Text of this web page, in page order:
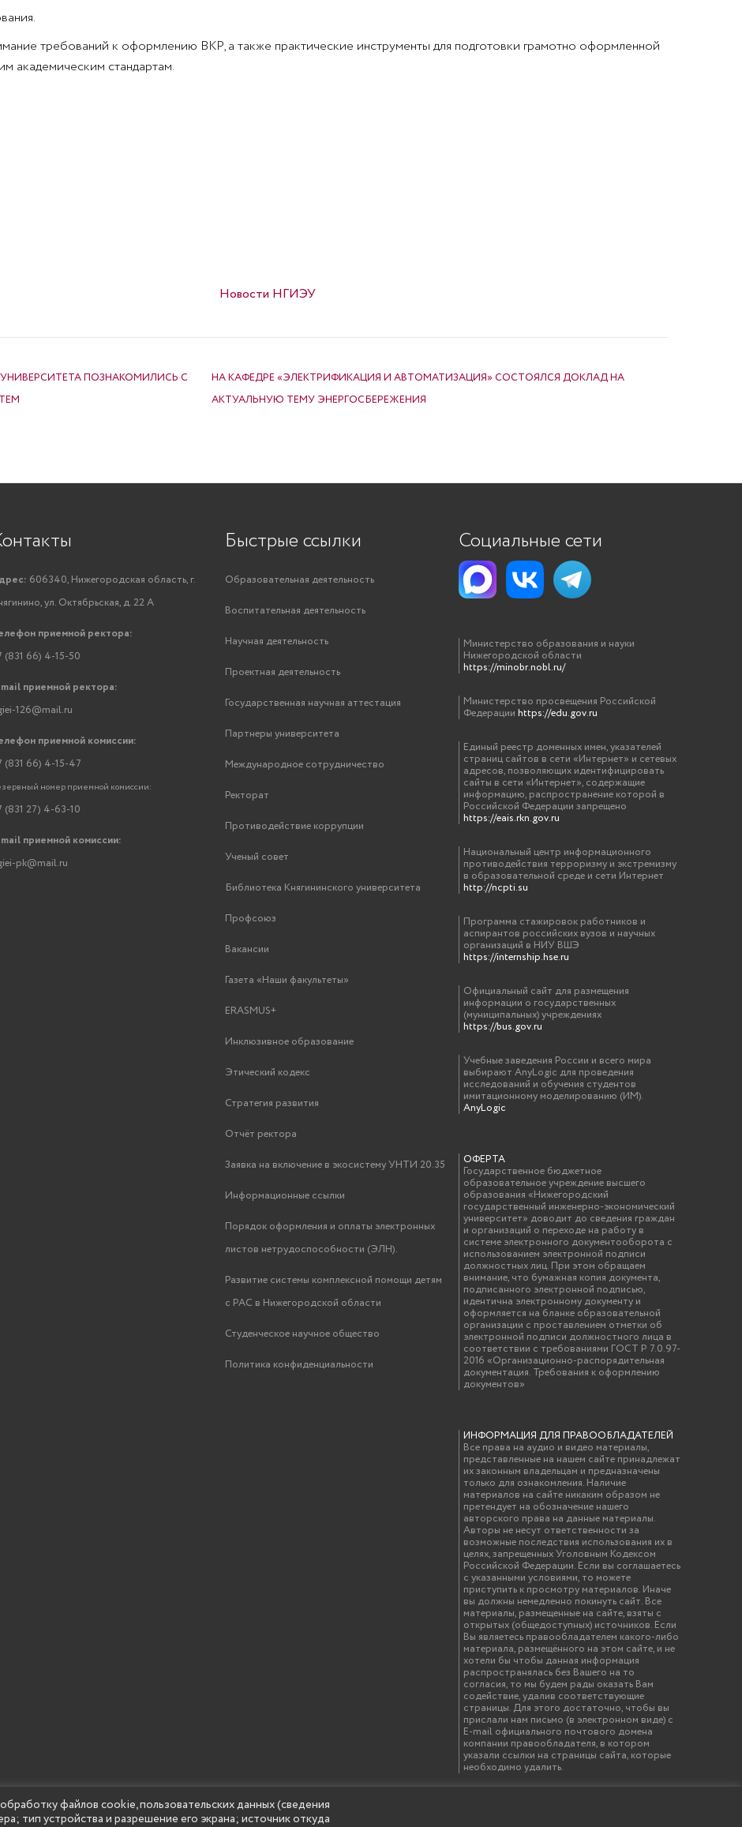
требований к оформлению ВКР, а также практические инструменты для подготовки грамотно оформленной
академическим стандартам.
Новости НГИЭУ
ПОЗНАКОМИЛИСЬ С
НА КАФЕДРЕ «ЭЛЕКТРИФИКАЦИЯ И АВТОМАТИЗАЦИЯ» СОСТОЯЛСЯ ДОКЛАД НА
АКТУАЛЬНУЮ ТЕМУ ЭНЕРГОСБЕРЕЖЕНИЯ
606340, Нижегородская область, г.
ул. Октябрьская, д. 22 А
приемной ректора:
(831 66) 4-15-50
mail приемной ректора:
126@mail.ru
приемной комиссии:
(831 66) 4-15-47
номер приемной комиссии:
(831 27) 4-63-10
приемной комиссии:
pk@mail.ru
Быстрые ссылки
Образовательная деятельность
Воспитательная деятельность
Научная деятельность
Проектная деятельность
Государственная научная аттестация
Партнеры университета
Международное сотрудничество
Ректорат
Противодействие коррупции
Ученый совет
Библиотека Княгининского университета
Профсоюз
Вакансии
Газета «Наши факультеты»
ERASMUS+
Инклюзивное образование
Этический кодекс
Стратегия развития
Отчёт ректора
Заявка на включение в экосистему УНТИ 20.35
Информационные ссылки
Порядок оформления и оплаты электронных
листов нетрудоспособности (ЭЛН).
Развитие системы комплексной помощи детям
с РАС в Нижегородской области
Студенческое научное общество
Политика конфиденциальности
Социальные сети
Министерство образования и науки
Нижегородской области
https://minobr.nobl.ru/
Министерство просвещения Российской
Федерации https://edu.gov.ru
Единый реестр доменных имен, указателей
страниц сайтов в сети «Интернет» и сетевых
адресов, позволяющих идентифицировать
сайты в сети «Интернет», содержащие
информацию, распространение которой в
Российской Федерации запрещено
https://eais.rkn.gov.ru
Национальный центр информационного
противодействия терроризму и экстремизму
в образовательной среде и сети Интернет
http://ncpti.su
Программа стажировок работников и
аспирантов российских вузов и научных
организаций в НИУ ВШЭ
https://internship.hse.ru
Официальный сайт для размещения
информации о государственных
(муниципальных) учреждениях
https://bus.gov.ru
Учебные заведения России и всего мира
выбирают AnyLogic для проведения
исследований и обучения студентов
имитационному моделированию (ИМ).
AnyLogic
ОФЕРТА
Государственное бюджетное
образовательное учреждение высшего
образования «Нижегородский
государственный инженерно-экономический
университет» доводит до сведения граждан
и организаций о переходе на работу в
системе электронного документооборота с
использованием электронной подписи
должностных лиц. При этом обращаем
внимание, что бумажная копия документа,
подписанного электронной подписью,
идентична электронному документу и
оформляется на бланке образовательной
организации с проставлением отметки об
электронной подписи должностного лица в
соответствии с требованиями ГОСТ Р 7.0.97-
2016 «Организационно-распорядительная
документация. Требования к оформлению
документов»
ИНФОРМАЦИЯ ДЛЯ ПРАВООБЛАДАТЕЛЕЙ
Все права на аудио и видео материалы,
представленные на нашем сайте принадлежат
их законным владельцам и предназначены
только для ознакомления. Наличие
материалов на сайте никаким образом не
претендует на обозначение нашего
авторского права на данные материалы.
Авторы не несут ответственности за
возможные последствия использования их в
целях, запрещенных Уголовным Кодексом
Российской Федерации. Если вы соглашаетесь
с указанными условиями, то можете
приступить к просмотру материалов. Иначе
вы должны немедленно покинуть сайт. Все
материалы, размещенные на сайте, взяты с
открытых (общедоступных) источников. Если
Вы являетесь правообладателем какого-либо
материала, размещённого на этом сайте, и не
хотели бы чтобы данная информация
распространялась без Вашего на то
согласия, то мы будем рады оказать Вам
содействие, удалив соответствующие
страницы. Для этого достаточно, чтобы вы
прислали нам письмо (в электронном виде) с
E-mail официального почтового домена
компании правообладателя, в котором
указали ссылки на страницы сайта, которые
необходимо удалить.
файлов cookie, пользовательских данных (сведения
тип устройства и разрешение его экрана; источник откуда